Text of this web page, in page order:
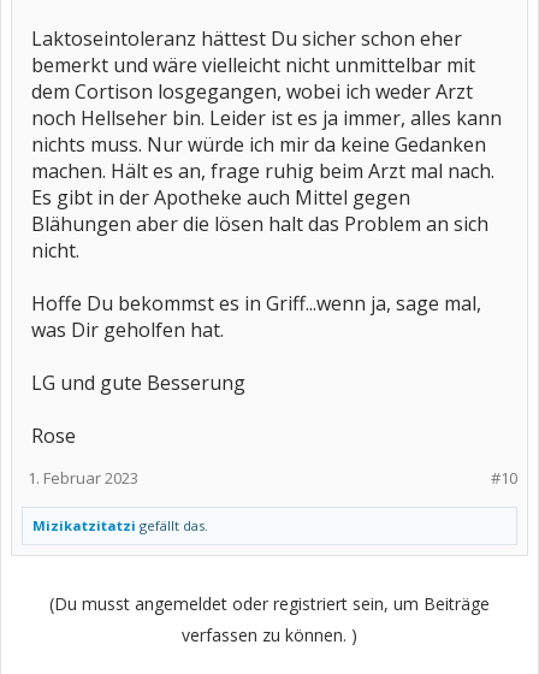
Laktoseintoleranz hättest Du sicher schon eher
bemerkt und wäre vielleicht nicht unmittelbar mit
dem Cortison losgegangen, wobei ich weder Arzt
noch Hellseher bin. Leider ist es ja immer, alles kann
nichts muss. Nur würde ich mir da keine Gedanken
machen. Hält es an, frage ruhig beim Arzt mal nach.
Es gibt in der Apotheke auch Mittel gegen
Blähungen aber die lösen halt das Problem an sich
nicht.
Hoffe Du bekommst es in Griff...wenn ja, sage mal,
was Dir geholfen hat.
LG und gute Besserung
Rose
#10
1. Februar 2023
Mizikatzitatzi gefällt das.
(Du musst angemeldet oder registriert sein, um Beiträge
verfassen zu können. )